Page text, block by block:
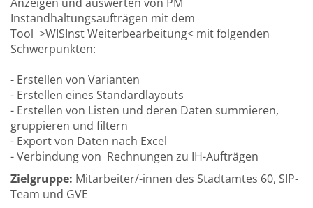
Instandhaltungsaufträgen mit dem
Tool >WISInst Weiterbearbeitung< mit folgenden
Schwerpunkten:
- Erstellen von Varianten
- Erstellen eines Standardlayouts
- Erstellen von Listen und deren Daten summieren,
gruppieren und filtern
- Export von Daten nach Excel
- Verbindung von Rechnungen zu IH-Aufträgen
Zielgruppe: Mitarbeiter/-innen des Stadtamtes 60, SIP-
Team und GVE